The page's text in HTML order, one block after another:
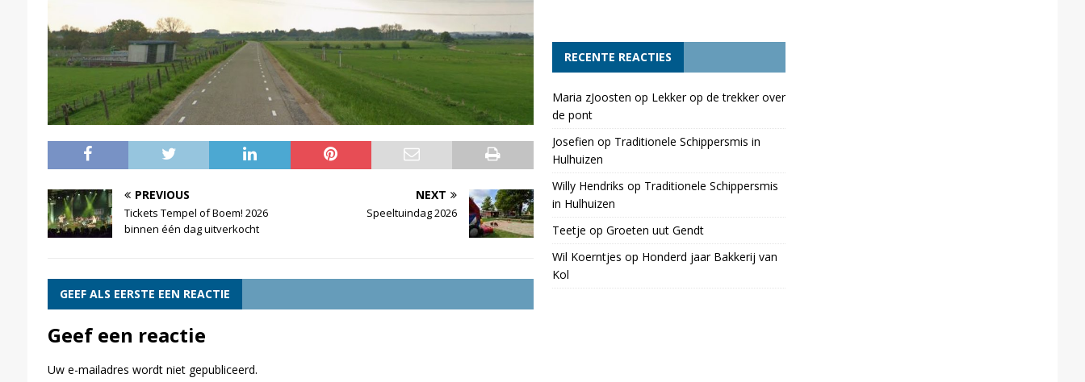
PREVIOUS
Tickets Tempel of Boem! 2026
binnen één dag uitverkocht
NEXT
Speeltuindag 2026
GEEF ALS EERSTE EEN REACTIE
Geef een reactie
Uw e-mailadres wordt niet gepubliceerd.
RECENTE REACTIES
Maria zJoosten op Lekker op de trekker over
de pont
Josefien op Traditionele Schippersmis in
Hulhuizen
Willy Hendriks op Traditionele Schippersmis
in Hulhuizen
Teetje op Groeten uut Gendt
Wil Koerntjes op Honderd jaar Bakkerij van
Kol